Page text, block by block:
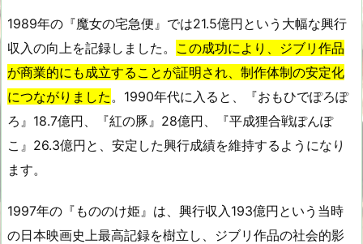
1989年の『魔女の宅急便』では21.5億円という大幅な興行
収入の向上を記録しました。 この成功により、ジブリ作品
が商業的にも成立することが証明され、制作体制の安定化
につながりました 。1990年代に入ると、『おもひでぽろぽ
ろ』18.7億円、『紅の豚』28億円、『平成狸合戦ぽんぽ
こ』26.3億円と、安定した興行成績を維持するようになり
ます。
1997年の『もののけ姫』は、興行収入193億円という当時
の日本映画史上最高記録を樹立し、ジブリ作品の社会的影